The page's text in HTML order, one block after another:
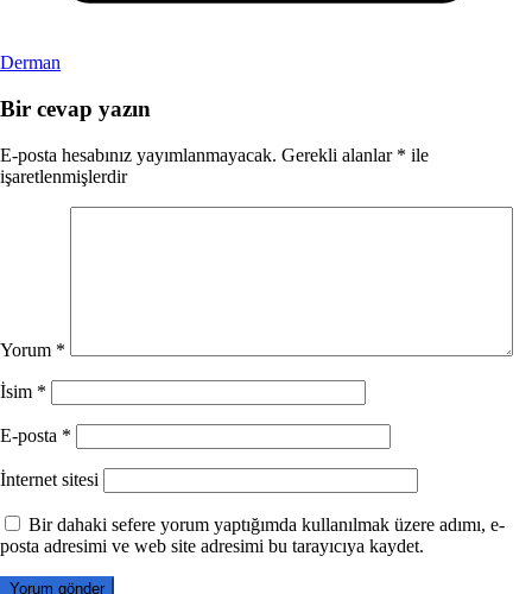
Derman
Bir cevap yazın
E-posta hesabınız yayımlanmayacak. Gerekli alanlar * ile
işaretlenmişlerdir
Yorum *
İsim *
E-posta *
İnternet sitesi
Bir dahaki sefere yorum yaptığımda kullanılmak üzere adımı, e-
posta adresimi ve web site adresimi bu tarayıcıya kaydet.